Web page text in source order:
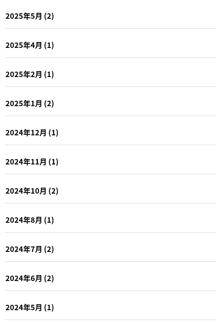
2025年5月 (2)
2025年4月 (1)
2025年2月 (1)
2025年1月 (2)
2024年12月 (1)
2024年11月 (1)
2024年10月 (2)
2024年8月 (1)
2024年7月 (2)
2024年6月 (2)
2024年5月 (1)